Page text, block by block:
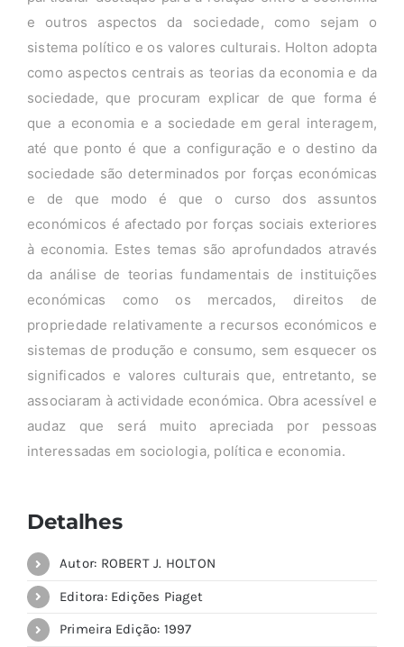
e outros aspectos da sociedade, como sejam o
sistema político e os valores culturais. Holton adopta
como aspectos centrais as teorias da economia e da
sociedade, que procuram explicar de que forma é
que a economia e a sociedade em geral interagem,
até que ponto é que a configuração e o destino da
sociedade são determinados por forças económicas
e de que modo é que o curso dos assuntos
económicos é afectado por forças sociais exteriores
à economia. Estes temas são aprofundados através
da análise de teorias fundamentais de instituições
económicas como os mercados, direitos de
propriedade relativamente a recursos económicos e
sistemas de produção e consumo, sem esquecer os
significados e valores culturais que, entretanto, se
associaram à actividade económica. Obra acessível e
audaz que será muito apreciada por pessoas
interessadas em sociologia, política e economia.
Detalhes
Autor: ROBERT J. HOLTON
Editora: Edições Piaget
Primeira Edição: 1997